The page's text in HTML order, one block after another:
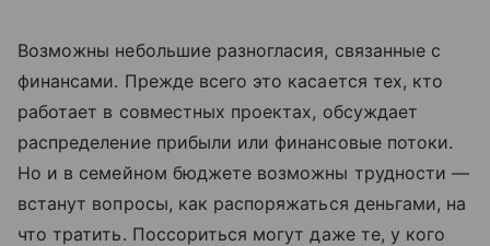
Возможны небольшие разногласия, связанные с
финансами. Прежде всего это касается тех, кто
работает в совместных проектах, обсуждает
распределение прибыли или финансовые потоки.
Но и в семейном бюджете возможны трудности —
встанут вопросы, как распоряжаться деньгами, на
что тратить. Поссориться могут даже те, у кого